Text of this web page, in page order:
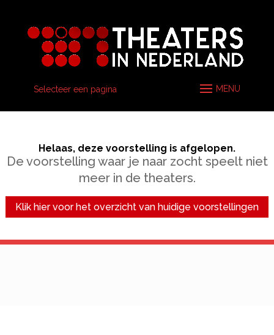
Selecteer een pagina
Helaas, deze voorstelling is afgelopen.
De voorstelling waar je naar zocht speelt niet
meer in de theaters.
Klik hier voor het overzicht van huidige voorstellingen